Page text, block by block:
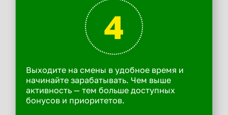
4
Выходите на смены в удобное время и
начинайте зарабатывать. Чем выше
активность — тем больше доступных
бонусов и приоритетов.